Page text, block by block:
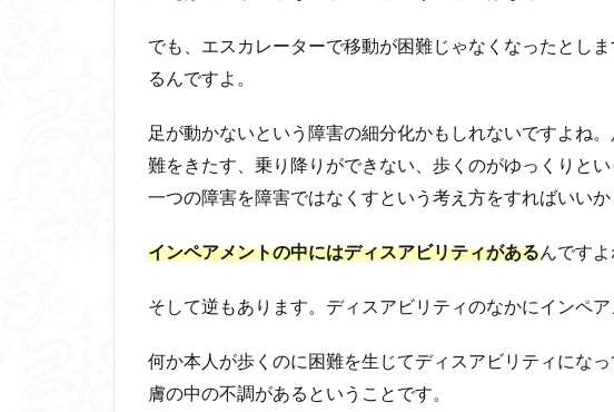
ト
ー
ま
め
でも、エスカレーターで移動が困難じゃなくなったとし
るんですよ。
足が動かないという障害の細分化かもしれないですよね
難をきたす、乗り降りができない、歩くのがゆっくりと
一つの障害を障害ではなくすという考え方をすればいいか
インペアメントの中にはディスアビリティがあるんですよ
そして逆もあります。ディスアビリティのなかにインペア
何か本人が歩くのに困難を生じてディスアビリティにな
膚の中の不調があるということです。